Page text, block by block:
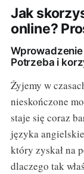
Jak
online?
Potrzeba i
Żyjemy w
nieskończone
staje się coraz
języka
który zyskał na
dlaczego tak